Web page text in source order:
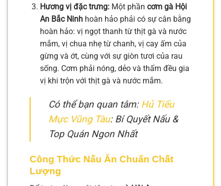
Hương vị đặc trưng:Một phần cơm gà Hội
An Bắc Ninhhoàn hảo phải có sự cân bằng
hoàn hảo: vị ngọt thanh từ thịt gà và nước
mắm, vị chua nhẹ từ chanh, vị cay ấm của
gừng và ớt, cùng với sự giòn tươi của rau
sống. Cơm phải nóng, dẻo và thấm đều gia
vị khi trộn với thịt gà và nước mắm.
Có thể bạn quan tâm: Hủ Tiếu
Mực Vũng Tàu: Bí Quyết Nấu &
Top Quán Ngon Nhất
Công Thức Nấu Ăn Chuẩn Chất
Lượng